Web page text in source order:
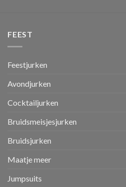
FEEST
Feestjurken
Avondjurken
Cocktailjurken
Bruidsmeisjesjurken
Bruidsjurken
Maatje meer
Jumpsuits